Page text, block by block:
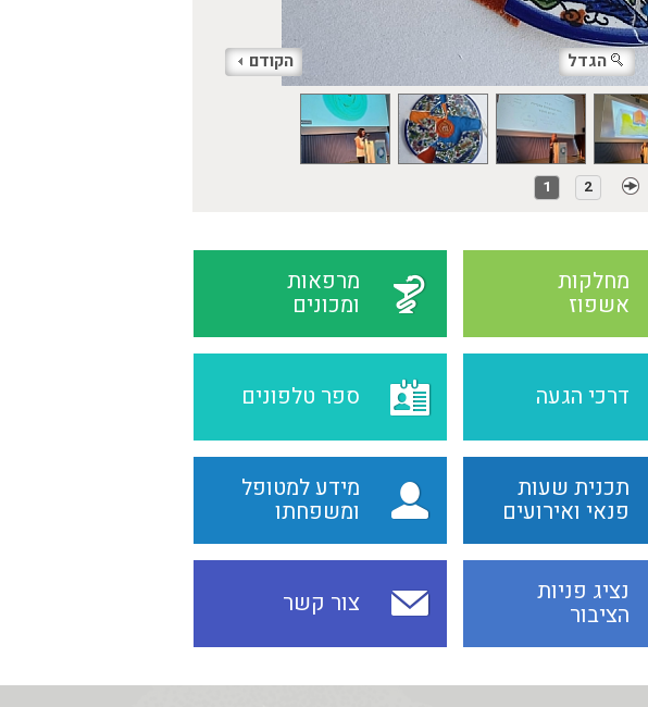
הקודם הגדל
1 2
מחלקות
אשפוז
מרפאות
ומכונים
דרכי הגעה ספר טלפונים
תכנית שעות
פנאי ואירועים
מידע למטופל
ומשפחתו
נציג פניות
הציבור צור קשר